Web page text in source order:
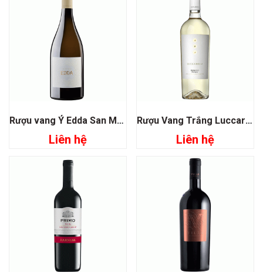
Rượu vang Ý Edda San Marzano
Liên hệ
Rượu Vang Trắng Luccarelli Bianco Pugia
Liên hệ